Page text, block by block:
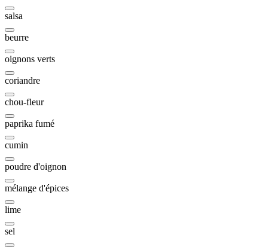
salsa
beurre
oignons verts
coriandre
chou-fleur
paprika fumé
cumin
poudre d'oignon
mélange d'épices
lime
sel